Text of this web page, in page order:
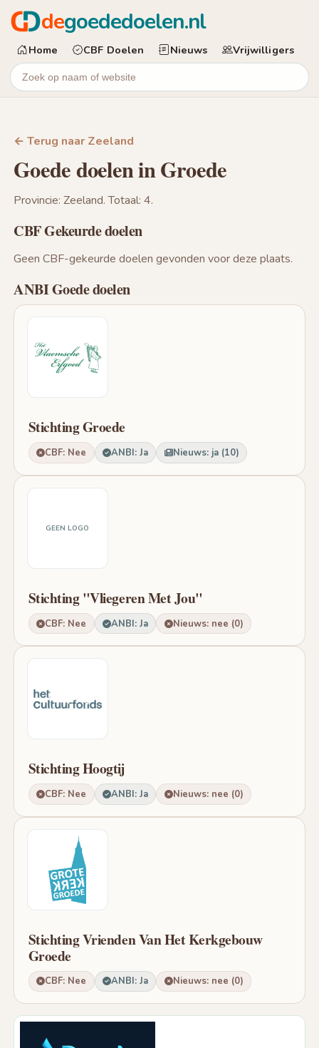
degoededoelen.nl
Home CBF Doelen Nieuws Vrijwilligers
← Terug naar Zeeland
Goede doelen in Groede
Provincie: Zeeland. Totaal: 4.
CBF Gekeurde doelen
Geen CBF-gekeurde doelen gevonden voor deze plaats.
ANBI Goede doelen
Stichting Groede
CBF: Nee ANBI: Ja Nieuws: ja (10)
GEEN LOGO
Stichting "Vliegeren Met Jou"
CBF: Nee ANBI: Ja Nieuws: nee (0)
Stichting Hoogtij
CBF: Nee ANBI: Ja Nieuws: nee (0)
Stichting Vrienden Van Het Kerkgebouw
Groede
CBF: Nee ANBI: Ja Nieuws: nee (0)